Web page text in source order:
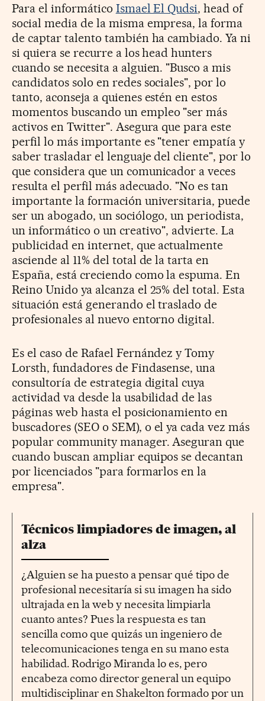
Para el informático Ismael El Qudsi, head of
social media de la misma empresa, la forma
de captar talento también ha cambiado. Ya ni
si quiera se recurre a los head hunters
cuando se necesita a alguien. "Busco a mis
candidatos solo en redes sociales", por lo
tanto, aconseja a quienes estén en estos
momentos buscando un empleo "ser más
activos en Twitter". Asegura que para este
perfil lo más importante es "tener empatía y
saber trasladar el lenguaje del cliente", por lo
que considera que un comunicador a veces
resulta el perfil más adecuado. "No es tan
importante la formación universitaria, puede
ser un abogado, un sociólogo, un periodista,
un informático o un creativo", advierte. La
publicidad en internet, que actualmente
asciende al 11% del total de la tarta en
España, está creciendo como la espuma. En
Reino Unido ya alcanza el 25% del total. Esta
situación está generando el traslado de
profesionales al nuevo entorno digital.
Es el caso de Rafael Fernández y Tomy
Lorsth, fundadores de Findasense, una
consultoría de estrategia digital cuya
actividad va desde la usabilidad de las
páginas web hasta el posicionamiento en
buscadores (SEO o SEM), o el ya cada vez más
popular community manager. Aseguran que
cuando buscan ampliar equipos se decantan
por licenciados "para formarlos en la
empresa".
Técnicos limpiadores de imagen, al
alza
¿Alguien se ha puesto a pensar qué tipo de
profesional necesitaría si su imagen ha sido
ultrajada en la web y necesita limpiarla
cuanto antes? Pues la respuesta es tan
sencilla como que quizás un ingeniero de
telecomunicaciones tenga en su mano esta
habilidad. Rodrigo Miranda lo es, pero
encabeza como director general un equipo
multidisciplinar en Shakelton formado por un